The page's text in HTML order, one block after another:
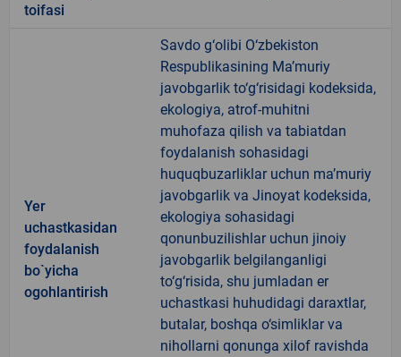
toifasi
Yer
uchastkasidan
foydalanish
bo`yicha
ogohlantirish
Savdo g‘olibi O‘zbekiston
Respublikasining Ma’muriy
javobgarlik to‘g‘risidagi kodeksida,
ekologiya, atrof-muhitni
muhofaza qilish va tabiatdan
foydalanish sohasidagi
huquqbuzarliklar uchun ma’muriy
javobgarlik va Jinoyat kodeksida,
ekologiya sohasidagi
qonunbuzilishlar uchun jinoiy
javobgarlik belgilanganligi
to‘g‘risida, shu jumladan er
uchastkasi huhudidagi daraxtlar,
butalar, boshqa o‘simliklar va
nihollarni qonunga xilof ravishda